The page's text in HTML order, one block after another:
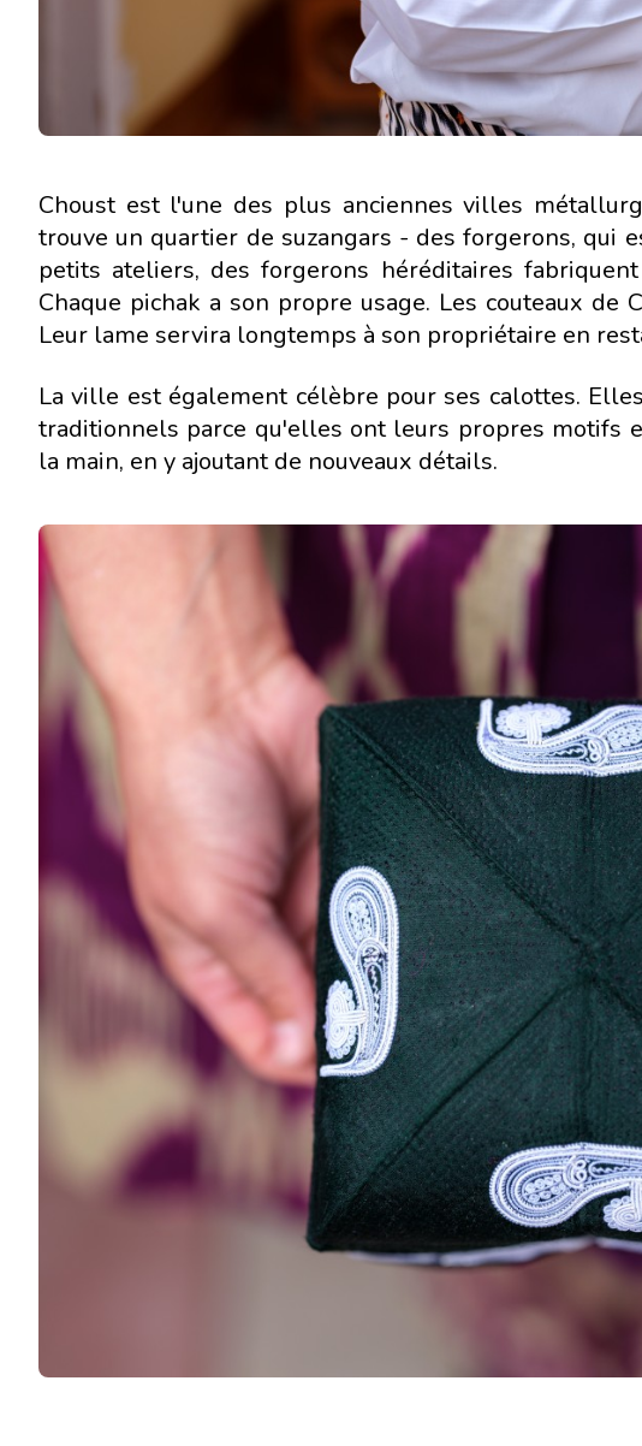
Choust est l'une des plus anciennes villes
trouve un quartier de suzangars - des forgerons, qui
petits ateliers, des forgerons héréditaires
Chaque pichak a son propre usage. Les couteaux
Leur lame servira longtemps à son propriétaire en
La ville est également célèbre pour ses calottes.
traditionnels parce qu'elles ont leurs propres motifs
la main, en y ajoutant de nouveaux détails.